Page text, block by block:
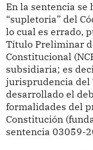
En la sentencia se
“supletoria” del
lo cual es errado,
Título Preliminar
Constitucional
subsidiaria; es
jurisprudencia del
desarrollado el
formalidades del
Constitución
sentencia 03059-